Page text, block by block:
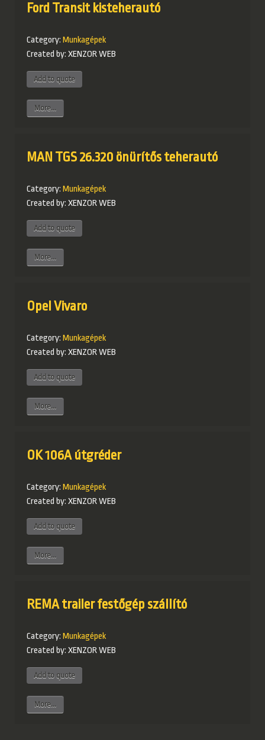
Ford Transit kisteherautó
Category: Munkagépek
Created by: XENZOR WEB
More...
MAN TGS 26.320 önürítős teherautó
Category: Munkagépek
Created by: XENZOR WEB
More...
Opel Vivaro
Category: Munkagépek
Created by: XENZOR WEB
More...
OK 106A útgréder
Category: Munkagépek
Created by: XENZOR WEB
More...
REMA trailer festőgép szállító
Category: Munkagépek
Created by: XENZOR WEB
More...